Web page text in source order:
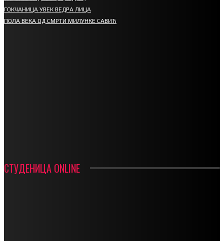
ГОКЧАНИЦА УВЕК ВЕДРА ЛИЦА
ПОЛА ВЕКА ОД СМРТИ МИЛУНКЕ САВИЋ
СТУДЕНИЦА ONLINE